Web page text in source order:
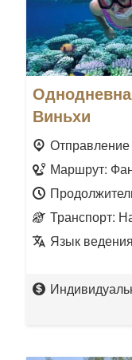
Виньхи
Маршрут:
Транспорт:
Язык